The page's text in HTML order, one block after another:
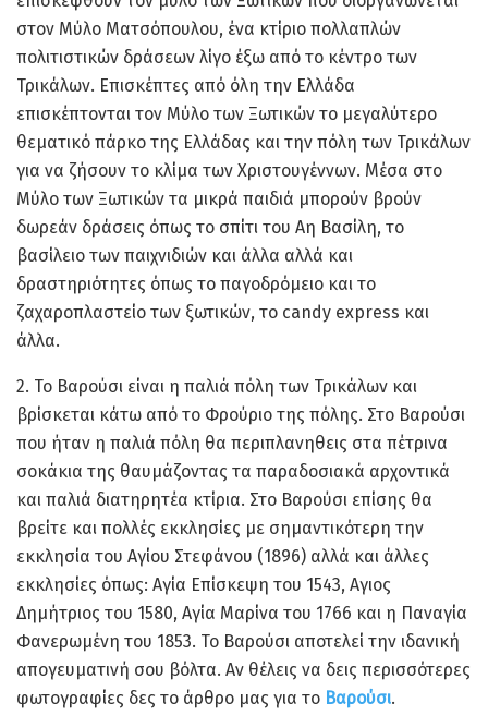
στον Μύλο Ματσόπουλου, ένα κτίριο πολλαπλών
πολιτιστικών δράσεων λίγο έξω από το κέντρο των
Τρικάλων. Επισκέπτες από όλη την Ελλάδα
επισκέπτονται τον Μύλο των Ξωτικών το μεγαλύτερο
θεματικό πάρκο της Ελλάδας και την πόλη των Τρικάλων
για να ζήσουν το κλίμα των Χριστουγέννων. Μέσα στο
Μύλο των Ξωτικών τα μικρά παιδιά μπορούν βρούν
δωρεάν δράσεις όπως το σπίτι του Αη Βασίλη, το
βασίλειο των παιχνιδιών και άλλα αλλά και
δραστηριότητες όπως το παγοδρόμειο και το
ζαχαροπλαστείο των ξωτικών, το candy express και
άλλα.
2. Το Βαρούσι είναι η παλιά πόλη των Τρικάλων και
βρίσκεται κάτω από το Φρούριο της πόλης. Στο Βαρούσι
που ήταν η παλιά πόλη θα περιπλανηθεις στα πέτρινα
σοκάκια της θαυμάζοντας τα παραδοσιακά αρχοντικά
και παλιά διατηρητέα κτίρια. Στο Βαρούσι επίσης θα
βρείτε και πολλές εκκλησίες με σημαντικότερη την
εκκλησία του Αγίου Στεφάνου (1896) αλλά και άλλες
εκκλησίες όπως: Αγία Επίσκεψη του 1543, Αγιος
Δημήτριος του 1580, Αγία Μαρίνα του 1766 και η Παναγία
Φανερωμένη του 1853. Το Βαρούσι αποτελεί την ιδανική
απογευματινή σου βόλτα. Αν θέλεις να δεις περισσότερες
φωτογραφίες δες το άρθρο μας για το Βαρούσι.